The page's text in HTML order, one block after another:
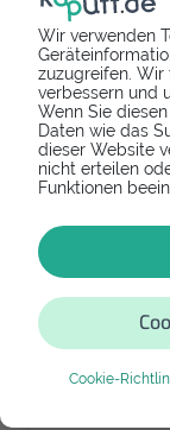
Wir verwenden
zuzugreifen. Wir
verbessern und
Wenn Sie
Daten wie das
dieser Website
nicht erteilen
Funktionen
Cookie-
Repariere